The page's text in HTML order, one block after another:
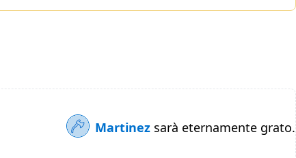
Martinez sarà eternamente grato.